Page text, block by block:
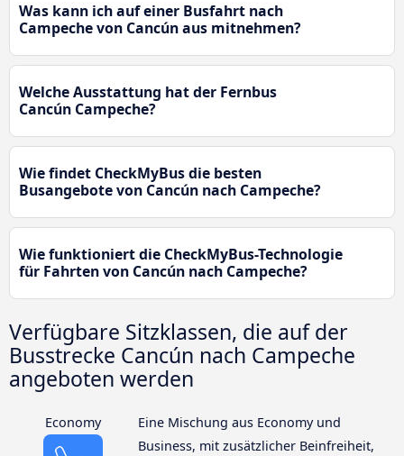
Was kann ich auf einer Busfahrt nach
Campeche von Cancún aus mitnehmen?
Welche Ausstattung hat der Fernbus
Cancún Campeche?
Wie findet CheckMyBus die besten
Busangebote von Cancún nach Campeche?
Wie funktioniert die CheckMyBus-Technologie
für Fahrten von Cancún nach Campeche?
Verfügbare Sitzklassen, die auf der
Busstrecke Cancún nach Campeche
angeboten werden
Economy
Eine Mischung aus Economy und
Business, mit zusätzlicher Beinfreiheit,